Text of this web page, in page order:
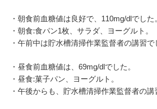
・朝食前血糖値は良好で、110mg/dlでした
・朝食:食パン1枚、サラダ、ヨーグルト。
・午前中は貯水槽清掃作業監督者の講習で
・昼食前血糖値は、69mg/dlでした。
・昼食:菓子パン、ヨーグルト。
・午後からも、貯水槽清掃作業監督者の講